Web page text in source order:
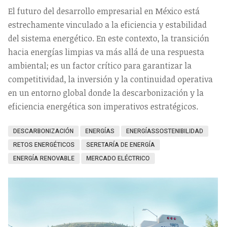
El futuro del desarrollo empresarial en México está
estrechamente vinculado a la eficiencia y estabilidad
del sistema energético. En este contexto, la transición
hacia energías limpias va más allá de una respuesta
ambiental; es un factor crítico para garantizar la
competitividad, la inversión y la continuidad operativa
en un entorno global donde la descarbonización y la
eficiencia energética son imperativos estratégicos.
DESCARBONIZACIÓN ENERGÍAS
ENERGÍASSOSTENIBILIDAD
RETOS ENERGÉTICOS
SERETARÍA DE ENERGÍA
ENERGÍA RENOVABLE
MERCADO ELÉCTRICO